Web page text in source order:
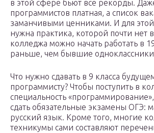
в этой сфере бьют все рекорды.
программистов платная, а список
заманчивыми ценниками. И для
нужна практика, которой почти нет
колледжа можно начать работать в
раньше, чем бывшие
Что нужно сдавать в 9 класса
программисту? Чтобы поступить в
специальность
сдать обязательные экзамены ОГЭ:
русский язык. Кроме того, многие
техникумы сами составляют